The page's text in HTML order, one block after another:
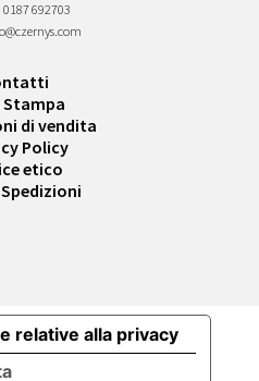
0187 692703
Stampa
di vendita
Policy
etico
relative alla privacy